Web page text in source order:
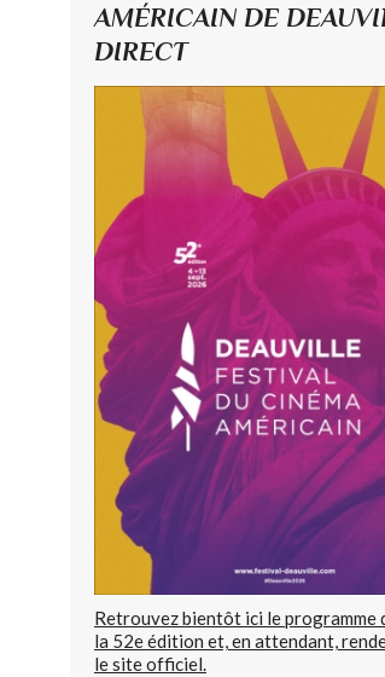
AMÉRICAIN DE
DIRECT
Retrouvez bientôt ici le programme
la 52e édition et, en attendant,
le site officiel.